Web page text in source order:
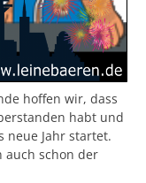
hoffen wir, dass
habt und
neue Jahr startet.
auch schon der